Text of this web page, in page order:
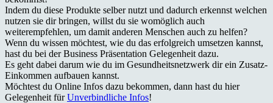
Indem du diese Produkte selber nutzt und dadurch erkennst welchen
nutzen sie dir bringen, willst du sie womöglich auch
weiterempfehlen, um damit anderen Menschen auch zu helfen?
Wenn du wissen möchtest, wie du das erfolgreich umsetzen kannst,
hast du bei der Business Präsentation Gelegenheit dazu.
Es geht dabei darum wie du im Gesundheitsnetzwerk dir ein Zusatz-
Einkommen aufbauen kannst.
Möchtest du Online Infos dazu bekommen, dann hast du hier
Gelegenheit fürUnverbindliche Infos!